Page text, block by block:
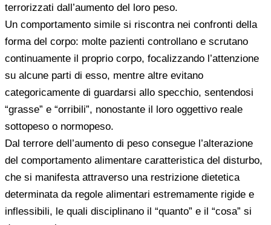
terrorizzati dall’aumento del loro peso.
Un comportamento simile si riscontra nei confronti della
forma del corpo: molte pazienti controllano e scrutano
continuamente il proprio corpo, focalizzando l’attenzione
su alcune parti di esso, mentre altre evitano
categoricamente di guardarsi allo specchio, sentendosi
“grasse” e “orribili”, nonostante il loro oggettivo reale
sottopeso o normopeso.
Dal terrore dell’aumento di peso consegue l’alterazione
del comportamento alimentare caratteristica del disturbo,
che si manifesta attraverso una restrizione dietetica
determinata da regole alimentari estremamente rigide e
inflessibili, le quali disciplinano il “quanto” e il “cosa” si